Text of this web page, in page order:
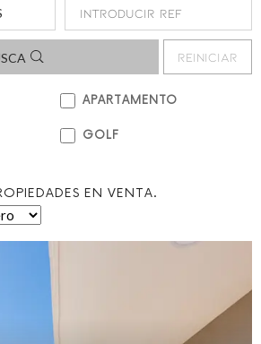
REINICIAR
APARTAMENTO
GOLF
EN VENTA.